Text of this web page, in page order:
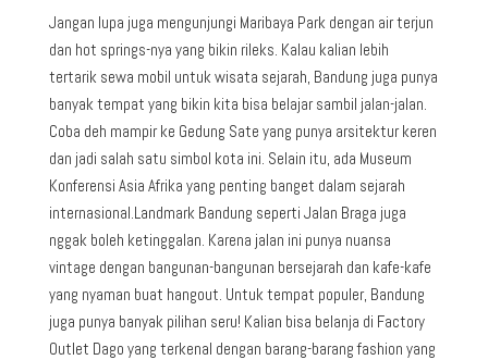
Jangan lupa juga mengunjungi Maribaya Park dengan air terjun
dan hot springs-nya yang bikin rileks. Kalau kalian lebih
tertarik sewa mobil untuk wisata sejarah, Bandung juga punya
banyak tempat yang bikin kita bisa belajar sambil jalan-jalan.
Coba deh mampir ke Gedung Sate yang punya arsitektur keren
dan jadi salah satu simbol kota ini. Selain itu, ada Museum
Konferensi Asia Afrika yang penting banget dalam sejarah
internasional.Landmark Bandung seperti Jalan Braga juga
nggak boleh ketinggalan. Karena jalan ini punya nuansa
vintage dengan bangunan-bangunan bersejarah dan kafe-kafe
yang nyaman buat hangout. Untuk tempat populer, Bandung
juga punya banyak pilihan seru! Kalian bisa belanja di Factory
Outlet Dago yang terkenal dengan barang-barang fashion yang